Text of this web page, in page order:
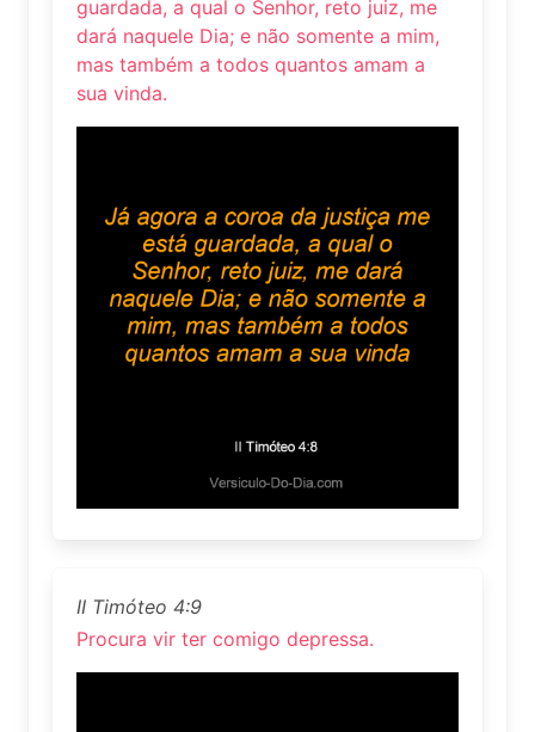
guardada, a qual o Senhor, reto juiz, me
dará naquele Dia; e não somente a mim,
mas também a todos quantos amam a
sua vinda.
II Timóteo 4:9
Procura vir ter comigo depressa.